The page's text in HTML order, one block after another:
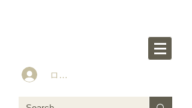
ログイン